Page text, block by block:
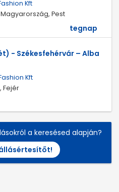
Kft
Magyarország, Pest
tegnap
- Székesfehérvár – Alba
Kft
Fejér
a keresésed alapján?